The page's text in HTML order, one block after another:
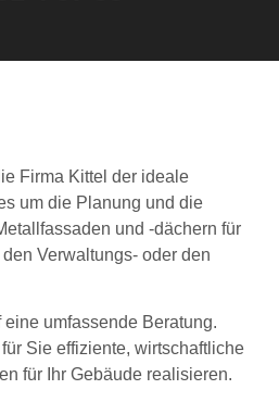
Firma Kittel der ideale
um die Planung und die
und -dächern für
Verwaltungs- oder den
umfassende Beratung.
Sie effiziente, wirtschaftliche
für Ihr Gebäude realisieren.